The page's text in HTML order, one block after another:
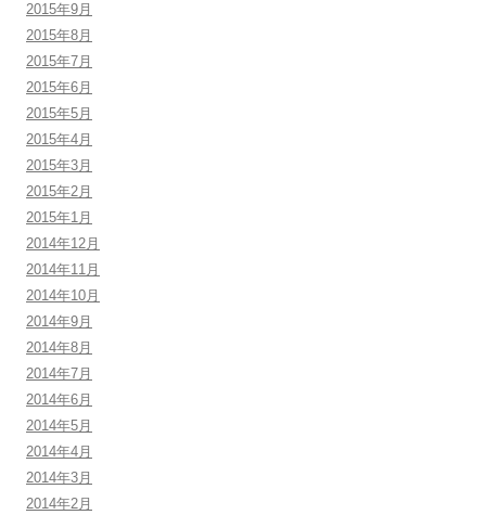
2015年9月
2015年8月
2015年7月
2015年6月
2015年5月
2015年4月
2015年3月
2015年2月
2015年1月
2014年12月
2014年11月
2014年10月
2014年9月
2014年8月
2014年7月
2014年6月
2014年5月
2014年4月
2014年3月
2014年2月